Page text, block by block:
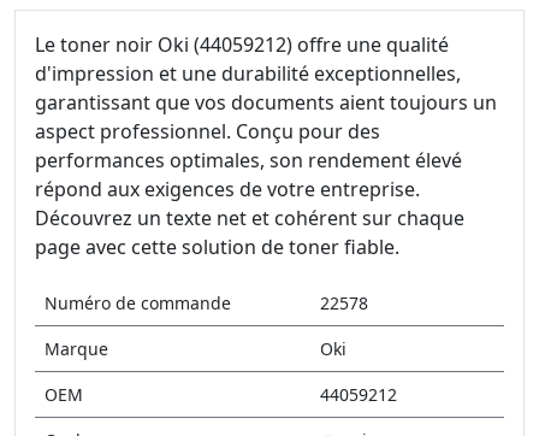
Le toner noir Oki (44059212) offre une qualité
d'impression et une durabilité exceptionnelles,
garantissant que vos documents aient toujours un
aspect professionnel. Conçu pour des
performances optimales, son rendement élevé
répond aux exigences de votre entreprise.
Découvrez un texte net et cohérent sur chaque
page avec cette solution de toner fiable.
Numéro de commande
22578
Marque
Oki
OEM
44059212